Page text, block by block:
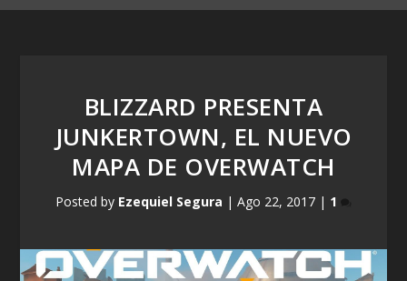
BLIZZARD PRESENTA
JUNKERTOWN, EL NUEVO
MAPA DE OVERWATCH
Posted by Ezequiel Segura | Ago 22, 2017 | 1